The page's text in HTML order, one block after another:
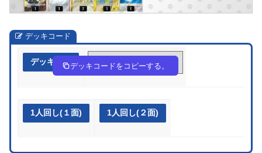
デッキコード
デッキ作成 ggLLLN-GXEboN-ingPiQ
デッキコードをコピーする。
1人回し(１面) 1人回し(２面)